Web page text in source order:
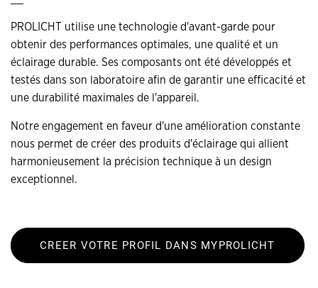
PROLICHT utilise une technologie d'avant-garde pour
obtenir des performances optimales, une qualité et un
éclairage durable. Ses composants ont été développés et
testés dans son laboratoire afin de garantir une efficacité et
une durabilité maximales de l'appareil.
Notre engagement en faveur d'une amélioration constante
nous permet de créer des produits d'éclairage qui allient
harmonieusement la précision technique à un design
exceptionnel.
CREER VOTRE PROFIL DANS MYPROLICHT